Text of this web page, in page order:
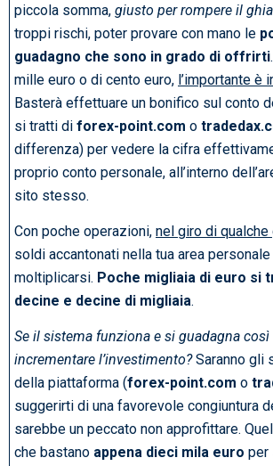
piccola somma, giusto per rompere il
troppi rischi, poter provare con mano le
guadagno che sono in grado di offrirti
mille euro o di cento euro, l’importante è
Basterà effettuare un bonifico sul conto
si tratti di forex-point.com o
differenza) per vedere la cifra
proprio conto personale, all’interno
sito stesso.
Con poche operazioni, nel giro di qualche
soldi accantonati nella tua area
moltiplicarsi. Poche migliaia di euro si
decine e decine di migliaia.
Se il sistema funziona e si guadagna
incrementare l’investimento?Saranno gli
della piattaforma (forex-point.com o
suggerirti di una favorevole congiuntura
sarebbe un peccato non approfittare.
che bastano appena dieci mila euro per